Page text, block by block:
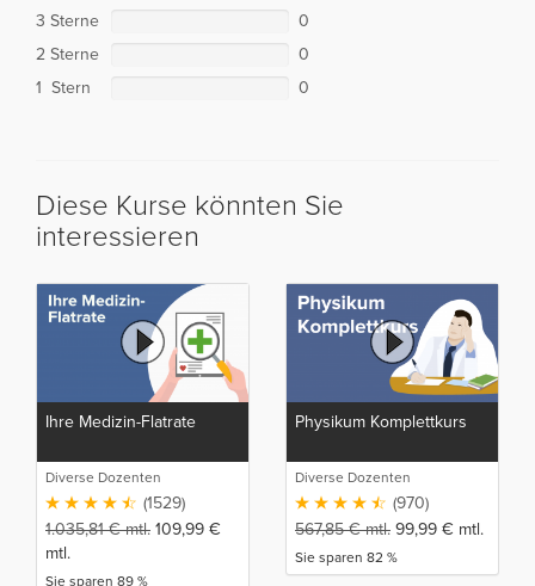
3 Sterne
0
2 Sterne
0
1 Stern
0
Diese Kurse könnten Sie
interessieren
Ihre Medizin-Flatrate
Diverse Dozenten
(1529)
1.035,81€mtl. 109,99 €
mtl.
Sie sparen 89 %
Physikum Komplettkurs
Diverse Dozenten
(970)
567,85€mtl. 99,99 € mtl.
Sie sparen 82 %